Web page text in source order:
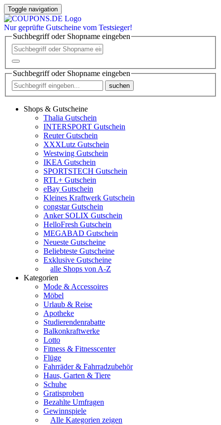
Toggle navigation
Nur geprüfte Gutscheine vom Testsieger!
Suchbegriff oder Shopname eingeben
Suchbegriff oder Shopname eingeben
suchen
Shops & Gutscheine
Thalia Gutschein
INTERSPORT Gutschein
Reuter Gutschein
XXXLutz Gutschein
Westwing Gutschein
IKEA Gutschein
SPORTSTECH Gutschein
RTL+ Gutschein
eBay Gutschein
Kleines Kraftwerk Gutschein
congstar Gutschein
Anker SOLIX Gutschein
HelloFresh Gutschein
MEGABAD Gutschein
Neueste Gutscheine
Beliebteste Gutscheine
Exklusive Gutscheine
alle Shops von A-Z
Kategorien
Mode & Accessoires
Möbel
Urlaub & Reise
Apotheke
Studierendenrabatte
Balkonkraftwerke
Lotto
Fitness & Fitnesscenter
Flüge
Fahrräder & Fahrradzubehör
Haus, Garten & Tiere
Schuhe
Gratisproben
Bezahlte Umfragen
Gewinnspiele
Alle Kategorien zeigen